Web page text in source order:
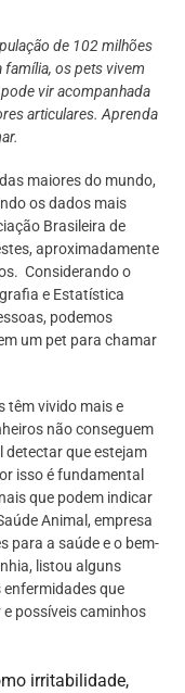
de 102 milhões
os pets vivem
vir acompanhada
articulares. Aprenda
maiores do mundo,
os dados mais
Brasileira de
aproximadamente
Considerando o
e Estatística
podemos
um pet para chamar
têm vivido mais e
não conseguem
detectar que estejam
isso é fundamental
que podem indicar
Animal, empresa
para a saúde e o bem-
listou alguns
que
possíveis caminhos
irritabilidade,